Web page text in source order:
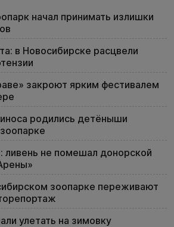
начал принимать излишки
в Новосибирске расцвели
закроют ярким фестивалем
родились детёныши
ливень не помешал донорской
зоопарке переживают
улетать на зимовку